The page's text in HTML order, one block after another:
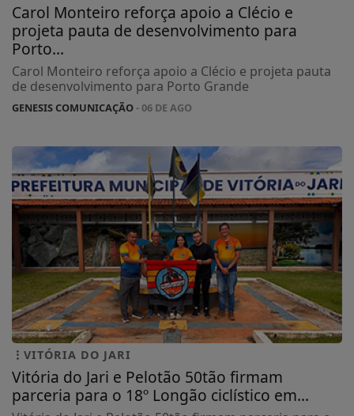
Carol Monteiro reforça apoio a Clécio e
projeta pauta de desenvolvimento para
Porto...
Carol Monteiro reforça apoio a Clécio e projeta pauta
de desenvolvimento para Porto Grande
GENESIS COMUNICAÇÃO- 06 DE AGO
VITÓRIA DO JARI
Vitória do Jari e Pelotão 50tão firmam
parceria para o 18º Longão ciclístico em...